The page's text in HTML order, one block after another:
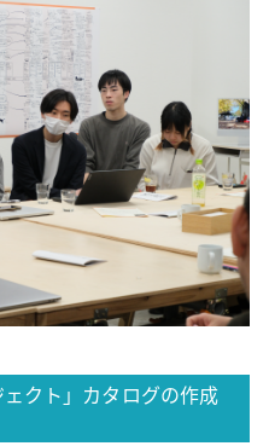
クト」カタログの作成